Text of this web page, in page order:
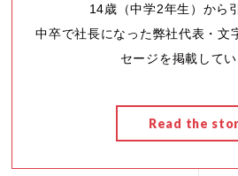
14歳（中学2年生）から
中卒で社長になった弊社代表・文
セージを掲載してい
Read the